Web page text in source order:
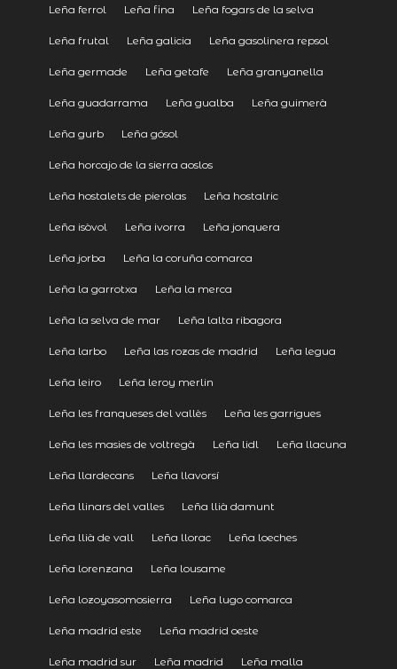
Leña ferrol Leña fina Leña fogars de la selva
Leña frutal Leña galicia Leña gasolinera repsol
Leña germade Leña getafe Leña granyanella
Leña guadarrama Leña gualba Leña guimerà
Leña gurb Leña gósol
Leña horcajo de la sierra aoslos
Leña hostalets de pierolas Leña hostalric
Leña isòvol Leña ivorra Leña jonquera
Leña jorba Leña la coruña comarca
Leña la garrotxa Leña la merca
Leña la selva de mar Leña lalta ribagora
Leña larbo Leña las rozas de madrid Leña legua
Leña leiro Leña leroy merlin
Leña les franqueses del vallès Leña les garrigues
Leña les masies de voltregà Leña lidl Leña llacuna
Leña llardecans Leña llavorsí
Leña llinars del valles Leña llià damunt
Leña llià de vall Leña llorac Leña loeches
Leña lorenzana Leña lousame
Leña lozoyasomosierra Leña lugo comarca
Leña madrid este Leña madrid oeste
Leña madrid sur Leña madrid Leña malla